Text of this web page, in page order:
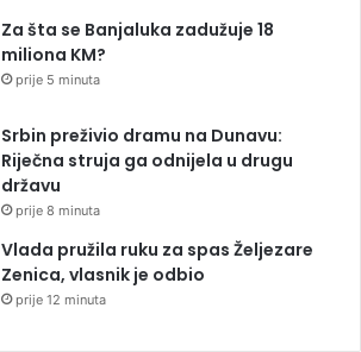
Za šta se Banjaluka zadužuje 18
miliona KM?
prije 5 minuta
Srbin preživio dramu na Dunavu:
Riječna struja ga odnijela u drugu
državu
prije 8 minuta
Vlada pružila ruku za spas Željezare
Zenica, vlasnik je odbio
prije 12 minuta